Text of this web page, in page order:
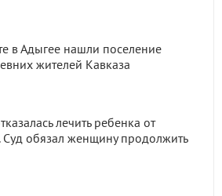
в Адыгее нашли поселение
жителей Кавказа
лечить ребенка от
Суд обязал женщину продолжить